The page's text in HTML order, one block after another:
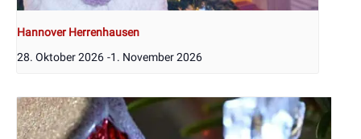
Hannover Herrenhausen
28. Oktober 2026 -1. November 2026